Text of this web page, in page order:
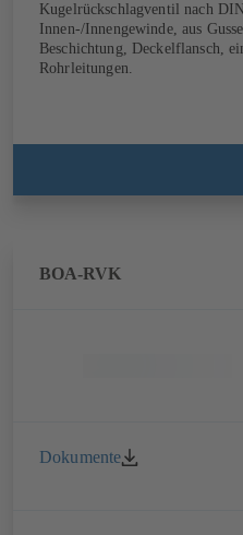
Kugelrückschlagventil nach
Innen-/Innengewinde, aus
Beschichtung, Deckelflansch,
Rohrleitungen.
BOA-RVK
Dokumente